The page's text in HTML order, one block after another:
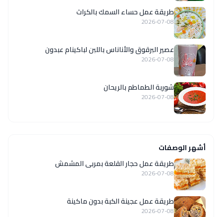
طريقة عمل حساء السمك بالكراث
2026-07-08
عصير البرقوق والأناناس باللبن لباكينام عبدون
2026-07-08
شوربة الطماطم بالريحان
2026-07-08
أشهر الوصفات
طريقة عمل حجار القلعة بمربى المشمش
2026-07-08
طريقة عمل عجينة الكبة بدون ماكينة
2026-07-08